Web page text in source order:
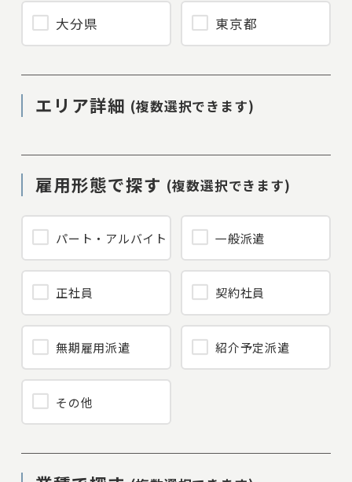
大分県 東京都
エリア詳細 (複数選択できます)
雇用形態で探す (複数選択できます)
パート・アルバイト 一般派遣
正社員 契約社員
無期雇用派遣 紹介予定派遣
その他